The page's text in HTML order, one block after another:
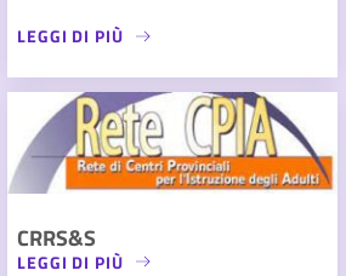
LEGGI DI PIÙ
CRRS&S
LEGGI DI PIÙ